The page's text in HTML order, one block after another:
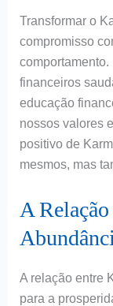
Transformar o
compromisso
financeiros
educação
nossos valores
positivo de
mesmos, mas
A
A relação entre
para a